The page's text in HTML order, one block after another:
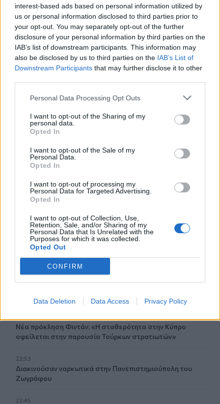
interest-based ads based on personal information utilized by
us or personal information disclosed to third parties prior to
your opt-out. You may separately opt-out of the further
disclosure of your personal information by third parties on the
IAB’s list of downstream participants. This information may
also be disclosed by us to third parties on the IAB’s List of
Downstream Participants that may further disclose it to other
Personal Data Processing Opt Outs
I want to opt-out of the Sharing of my
personal data.
Opted In
I want to opt-out of the Sale of my
Personal Data.
Opted In
I want to opt-out of processing my
Personal Data for Targeted Advertising.
Opted In
I want to opt-out of Collection, Use,
Retention, Sale, and/or Sharing of my
Personal Data that Is Unrelated with the
Purposes for which it was collected.
Opted Out
CONFIRM
Data Deletion Data Access Privacy Policy
23:59
Γερμανία: Drones εθεάθησαν πάνω από στρατιωτική
βάση
23:47
Χαμός στη Βουλή του Κοσόβου: Βουλευτής πέταξε αυγά
23:39
πιο αργά
Ολική έκλειψη ηλίου: Στις 12 Αυγούστου θα σκοτεινιάσει
η μισή Ευρώπη
Τουρισμός: Με θετικό πρόσημο έως τώρα, παρά τα
σκαμπανεβάσματα, η χρονιά
Ιταλία-Ισπανία: Κλιμακώνεται η σύγκρουση για τη
Συνθήκη Σένγκεν
Σοβαρό τροχαίο στο Λαγονήσι: Αυτοκίνητο
συγκρούστηκε με μηχανή αστυνομικών της ΔΙΑΣ - Δείτε
Νέα πρόκληση Φιντάν: «Η σταθερότητα στην Κύπρο
οφείλεται στην παρουσία Τούρκων στρατιωτών»
22:53
Διακινούσαν ναρκωτικά στην Πανεπιστημιούπολη του
Ζωγράφου
22:45